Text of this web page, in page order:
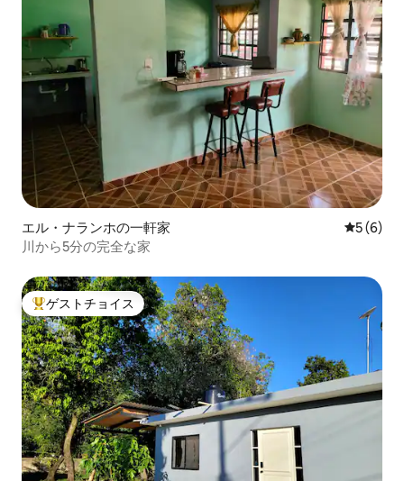
エル・ナランホの一軒家 レビュー
5 (6)
川から5分の完全な家
大好評のゲストチョイスです。
ゲストチョイス